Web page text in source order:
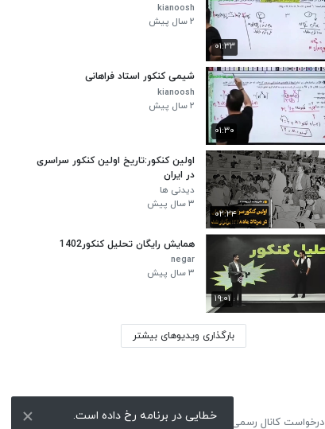
۰۱:۳۳
kianoosh
۲ سال پیش
۰۱:۳۰
شیمی کنکور استاد فراهانی
kianoosh
۲ سال پیش
۰۲:۲۴
اولین کنکور:تاریخ اولین کنکور سراسری
در ایران
دیدنی ها
۳ سال پیش
۱۹:۰۱
همایش رایگان تحلیل کنکور1402
negar
۳ سال پیش
بارگذاری ویدیوهای بیشتر
درخواست کانال رسمی لوگوی نماشا تبلیغات گزارش تخلف تماس با ما خطایی در برنامه رخ داده است.